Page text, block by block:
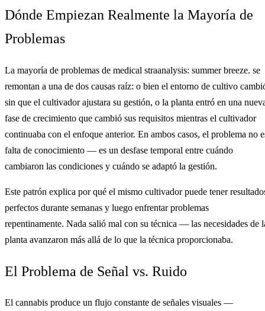
Dónde Empiezan Realmente la Mayoría de
Problemas
La mayoría de problemas de medical straanalysis: summer breeze. se
remontan a una de dos causas raíz: o bien el entorno de cultivo
sin que el cultivador ajustara su gestión, o la planta entró en una
fase de crecimiento que cambió sus requisitos mientras el cultivador
continuaba con el enfoque anterior. En ambos casos, el problema no
falta de conocimiento — es un desfase temporal entre cuándo
cambiaron las condiciones y cuándo se adaptó la gestión.
Este patrón explica por qué el mismo cultivador puede tener
perfectos durante semanas y luego enfrentar problemas
repentinamente. Nada salió mal con su técnica — las necesidades de
planta avanzaron más allá de lo que la técnica proporcionaba.
El Problema de Señal vs. Ruido
El cannabis produce un flujo constante de señales visuales —